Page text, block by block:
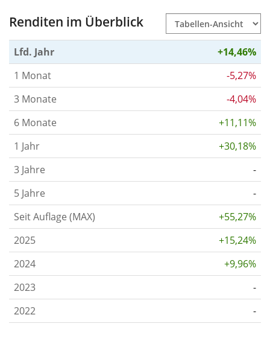
Renditen im Überblick
Lfd. Jahr
+14,46%
1 Monat
-5,27%
3 Monate
-4,04%
6 Monate
+11,11%
1 Jahr
+30,18%
3 Jahre
-
5 Jahre
-
Seit Auflage (MAX)
+55,27%
2025
+15,24%
2024
+9,96%
2023
-
2022
-